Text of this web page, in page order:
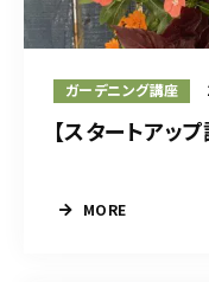
ガーデニング講座
【スタートアッ
MORE